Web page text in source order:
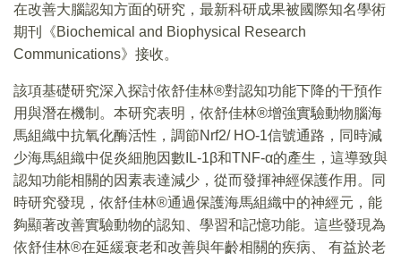
在改善大腦認知方面的研究，最新科研成果被國際知名學術
期刊《Biochemical and Biophysical Research
Communications》接收。
該項基礎研究深入探討依舒佳林®對認知功能下降的干預作
用與潛在機制。本研究表明，依舒佳林®增強實驗動物腦海
馬組織中抗氧化酶活性，調節Nrf2/ HO-1信號通路，同時減
少海馬組織中促炎細胞因數IL-1β和TNF-α的產生，這導致與
認知功能相關的因素表達減少，從而發揮神經保護作用。同
時研究發現，依舒佳林®通過保護海馬組織中的神經元，能
夠顯著改善實驗動物的認知、學習和記憶功能。這些發現為
依舒佳林®在延緩衰老和改善與年齡相關的疾病、 有益於老